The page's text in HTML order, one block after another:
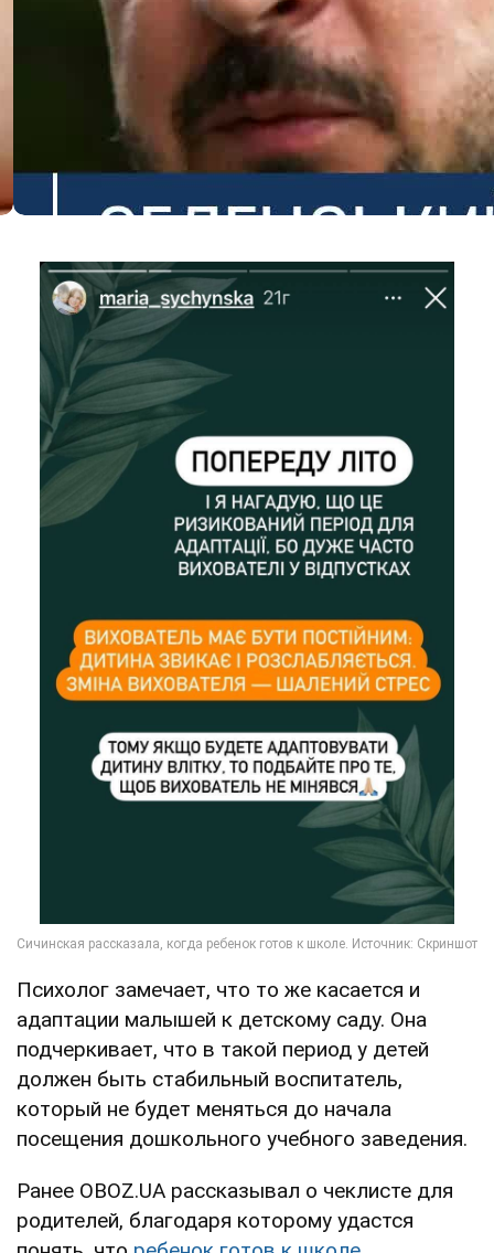
Психолог замечает, что то же касается и
адаптации малышей к детскому саду. Она
подчеркивает, что в такой период у детей
должен быть стабильный воспитатель,
который не будет меняться до начала
посещения дошкольного учебного заведения.
Ранее OBOZ.UA рассказывал о чеклисте для
родителей, благодаря которому удастся